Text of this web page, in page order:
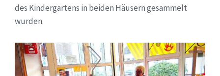
des Kindergartens in beiden Häusern gesammelt
wurden.